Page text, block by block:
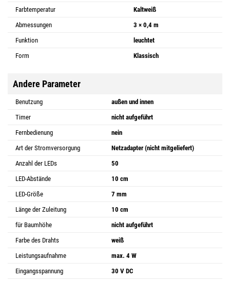
Farbtemperatur
Kaltweiß
Abmessungen
3 × 0,4 m
Funktion
leuchtet
Form
Klassisch
Andere Parameter
Benutzung
außen und innen
Timer
nicht aufgeführt
Fernbedienung
nein
Art der Stromversorgung
Netzadapter (nicht mitgeliefert)
Anzahl der LEDs
50
LED-Abstände
10 cm
LED-Größe
7 mm
Länge der Zuleitung
10 cm
für Baumhöhe
nicht aufgeführt
Farbe des Drahts
weiß
Leistungsaufnahme
max. 4 W
Eingangsspannung
30 V DC